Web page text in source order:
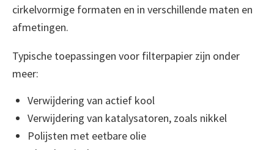
cirkelvormige formaten en in verschillende maten en
afmetingen.
Typische toepassingen voor filterpapier zijn onder
meer:
Verwijdering van actief kool
Verwijdering van katalysatoren, zoals nikkel
Polijsten met eetbare olie